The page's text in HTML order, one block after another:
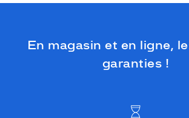
En magasin et en ligne,
garanties !